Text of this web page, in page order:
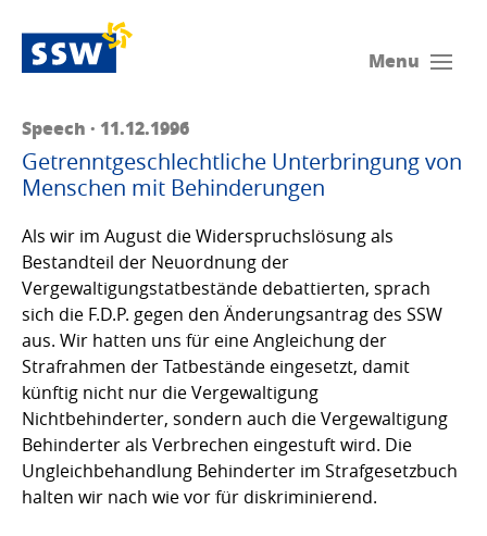
Menu
Speech · 11.12.1996
Getrenntgeschlechtliche Unterbringung von
Menschen mit Behinderungen
Als wir im August die Widerspruchslösung als
Bestandteil der Neuordnung der
Vergewaltigungstatbestände debattierten, sprach
sich die F.D.P. gegen den Änderungsantrag des SSW
aus. Wir hatten uns für eine Angleichung der
Strafrahmen der Tatbestände eingesetzt, damit
künftig nicht nur die Vergewaltigung
Nichtbehinderter, sondern auch die Vergewaltigung
Behinderter als Verbrechen eingestuft wird. Die
Ungleichbehandlung Behinderter im Strafgesetzbuch
halten wir nach wie vor für diskriminierend.